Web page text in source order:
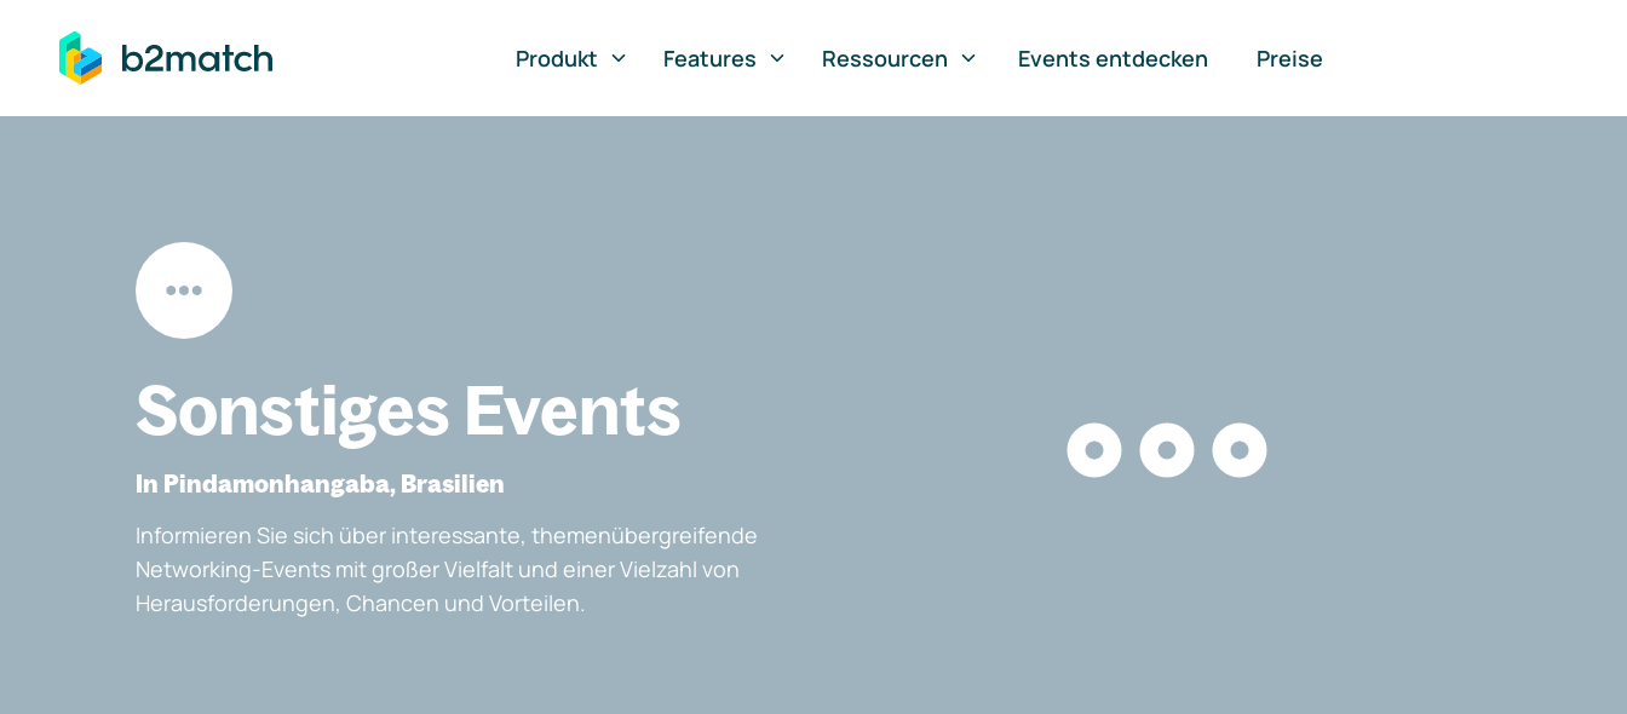
springen
Produkt
Features Ressourcen Events entdecken Preise
Sonstiges Events
In Pindamonhangaba, Brasilien
Informieren Sie sich über interessante, themenübergreifende
Networking-Events mit großer Vielfalt und einer Vielzahl von
Herausforderungen, Chancen und Vorteilen.